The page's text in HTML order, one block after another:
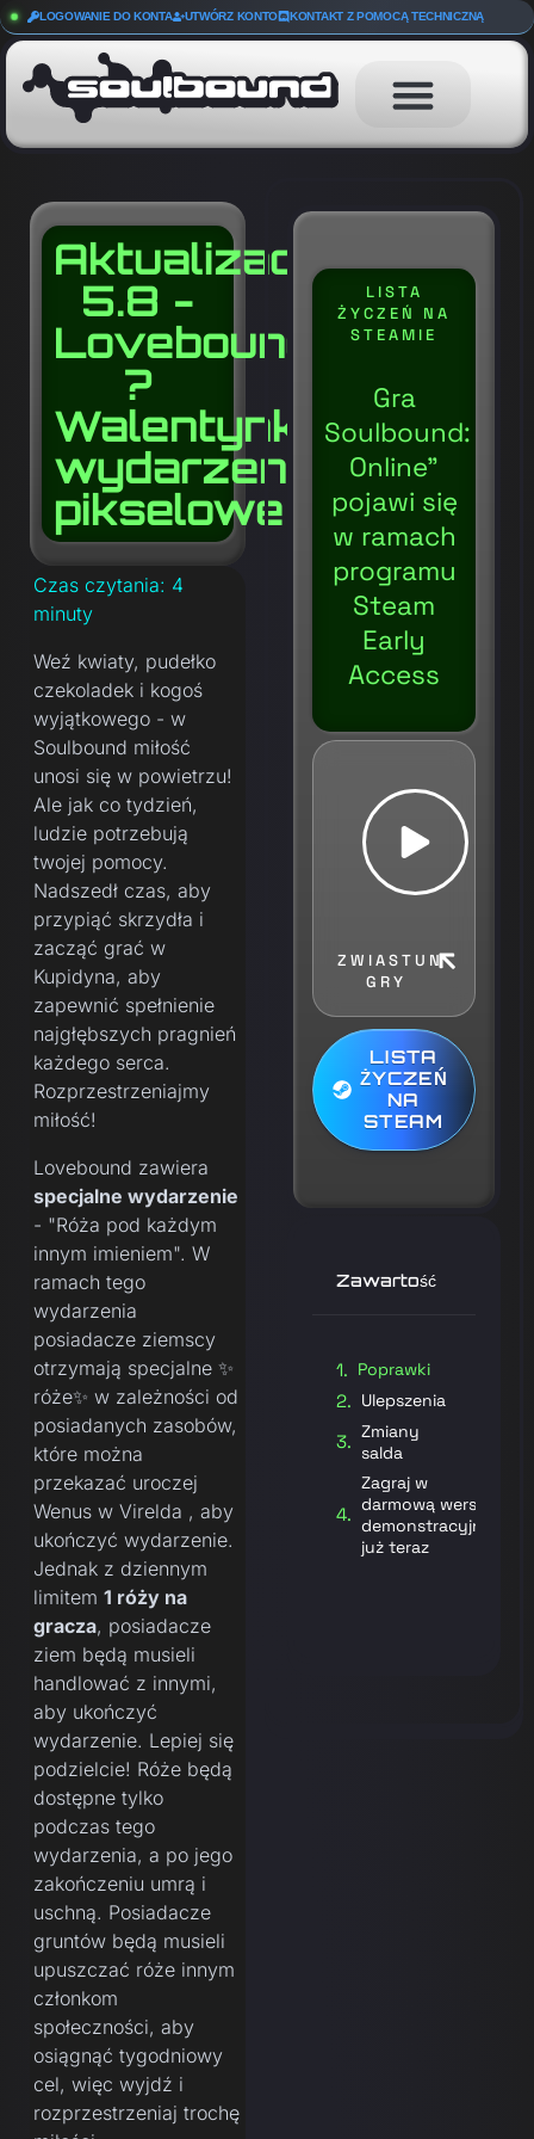
LOGOWANIE DO KONTA UTWÓRZ KONTO KONTAKT Z POMOCĄ TECHNICZNĄ
Aktualizacja
5.8 -
Lovebound
?
Walentynkowe
wydarzenie
pikselowe
Czas czytania: 4
minuty
Weź kwiaty, pudełko
czekoladek i kogoś
wyjątkowego - w
Soulbound miłość
unosi się w powietrzu!
Ale jak co tydzień,
ludzie potrzebują
twojej pomocy.
Nadszedł czas, aby
przypiąć skrzydła i
zacząć grać w
Kupidyna, aby
zapewnić spełnienie
najgłębszych pragnień
każdego serca.
Rozprzestrzeniajmy
miłość!
Lovebound zawiera
specjalne wydarzenie
- "Róża pod każdym
innym imieniem". W
ramach tego
wydarzenia
posiadacze ziemscy
otrzymają specjalne ✨
róże✨ w zależności od
posiadanych zasobów,
które można
przekazać uroczej
Wenus w Virelda , aby
ukończyć wydarzenie.
Jednak z dziennym
limitem1 róży na
gracza, posiadacze
ziem będą musieli
handlować z innymi,
aby ukończyć
wydarzenie. Lepiej się
podzielcie! Róże będą
dostępne tylko
podczas tego
wydarzenia, a po jego
zakończeniu umrą i
uschną. Posiadacze
gruntów będą musieli
upuszczać róże innym
członkom
społeczności, aby
osiągnąć tygodniowy
cel, więc wyjdź i
rozprzestrzeniaj trochę
LISTA
ŻYCZEŃ NA
STEAMIE
Gra
Soulbound:
Online”
pojawi się
w ramach
programu
Steam
Early
Access
ZWIASTUN
GRY
LISTA
ŻYCZEŃ
NA
STEAM
Zawartość
Poprawki
Ulepszenia
Zmiany
salda
Zagraj w
darmową wersję
demonstracyjną
już teraz